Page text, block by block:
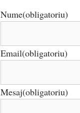
Nume(obligatoriu)
Email(obligatoriu)
Mesaj(obligatoriu)